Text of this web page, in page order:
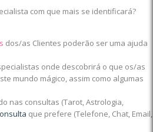
com que mais se identificará?
dos/as Clientes poderão ser uma ajuda
onde descobrirá o que os/as
mundo mágico, assim como algumas
nas consultas (Tarot, Astrologia,
que prefere (Telefone, Chat, Email,